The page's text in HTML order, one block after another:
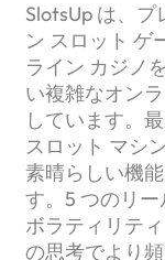
SlotsUp は、
ン スロット ゲ
ライン カジノ
い複雑なオン
しています。
スロット マシ
素晴らしい機
す。5 つのリー
ボラティリテ
の思考でより